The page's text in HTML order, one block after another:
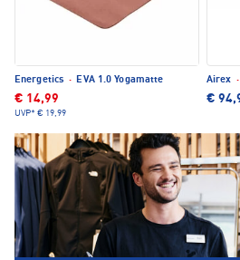
Energetics · EVA 1.0 Yogamatte
€ 14,99
UVP* € 19,99
Airex ·
€